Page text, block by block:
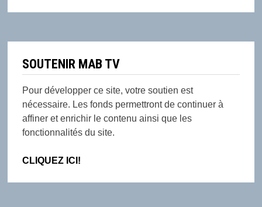
SOUTENIR MAB TV
Pour développer ce site, votre soutien est
nécessaire. Les fonds permettront de continuer à
affiner et enrichir le contenu ainsi que les
fonctionnalités du site.
CLIQUEZ ICI!